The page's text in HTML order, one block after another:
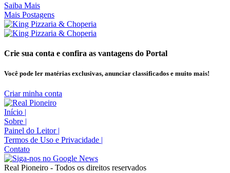
Saiba Mais
Mais Postagens
Crie sua conta e confira as vantagens do Portal
Você pode ler matérias exclusivas, anunciar classificados e muito mais!
Criar minha conta
Início |
Sobre |
Painel do Leitor |
Termos de Uso e Privacidade |
Contato
Real Pioneiro - Todos os direitos reservados